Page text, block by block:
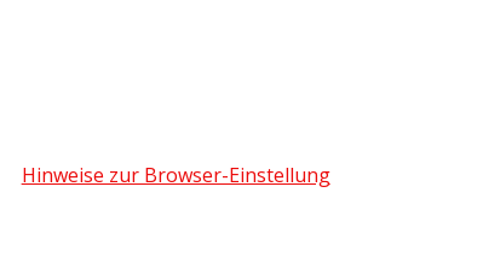
Hinweise zur Browser-Einstellung